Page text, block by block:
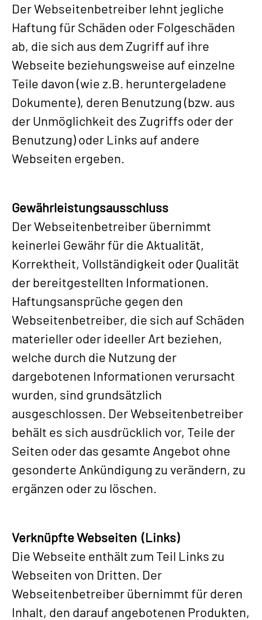
Der Webseitenbetreiber lehnt jegliche
Haftung für Schäden oder Folgeschäden
ab, die sich aus dem Zugriff auf ihre
Webseite beziehungsweise auf einzelne
Teile davon (wie z.B. heruntergeladene
Dokumente), deren Benutzung (bzw. aus
der Unmöglichkeit des Zugriffs oder der
Benutzung) oder Links auf andere
Webseiten ergeben.
Gewährleistungsausschluss
Der Webseitenbetreiber übernimmt
keinerlei Gewähr für die Aktualität,
Korrektheit, Vollständigkeit oder Qualität
der bereitgestellten Informationen.
Haftungsansprüche gegen den
Webseitenbetreiber, die sich auf Schäden
materieller oder ideeller Art beziehen,
welche durch die Nutzung der
dargebotenen Informationen verursacht
wurden, sind grundsätzlich
ausgeschlossen. Der Webseitenbetreiber
behält es sich ausdrücklich vor, Teile der
Seiten oder das gesamte Angebot ohne
gesonderte Ankündigung zu verändern, zu
ergänzen oder zu löschen.
Verknüpfte Webseiten (Links)
Die Webseite enthält zum Teil Links zu
Webseiten von Dritten. Der
Webseitenbetreiber übernimmt für deren
Inhalt, den darauf angebotenen Produkten,